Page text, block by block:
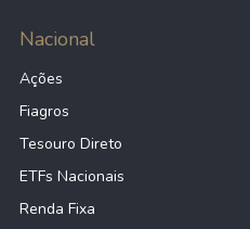
Nacional
Ações
Fiagros
Tesouro Direto
ETFs Nacionais
Renda Fixa